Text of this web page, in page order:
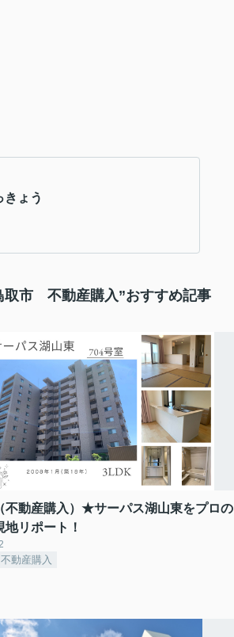
ょう
取市 不動産購入”おすすめ記事
不動産購入）★サーパス湖山東をプロの
地リポート！
動産購入